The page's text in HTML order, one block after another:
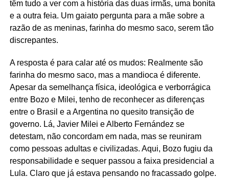
têm tudo a ver com a história das duas irmãs, uma bonita
e a outra feia. Um gaiato pergunta para a mãe sobre a
razão de as meninas, farinha do mesmo saco, serem tão
discrepantes.
A resposta é para calar até os mudos: Realmente são
farinha do mesmo saco, mas a mandioca é diferente.
Apesar da semelhança física, ideológica e verborrágica
entre Bozo e Milei, tenho de reconhecer as diferenças
entre o Brasil e a Argentina no quesito transição de
governo. Lá, Javier Milei e Alberto Fernández se
detestam, não concordam em nada, mas se reuniram
como pessoas adultas e civilizadas. Aqui, Bozo fugiu da
responsabilidade e sequer passou a faixa presidencial a
Lula. Claro que já estava pensando no fracassado golpe.